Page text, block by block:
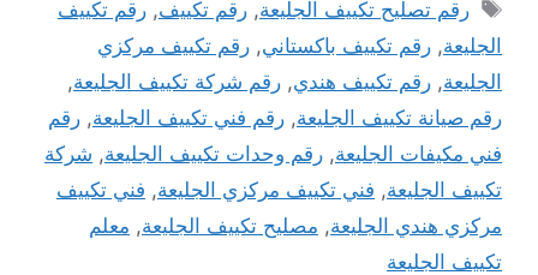
رقم تصليح تكييف الجليعة,رقم تكييف,رقم تكييف
الجليعة, رقم تكييف باكستاني, رقم تكييف مركزي
الجليعة, رقم تكييف هندي, رقم شركة تكييف الجليعة,
رقم صيانة تكييف الجليعة, رقم فني تكييف الجليعة, رقم
فني مكيفات الجليعة, رقم وحدات تكييف الجليعة, شركة
تكييف الجليعة, فني تكييف مركزي الجليعة, فني تكييف
مركزي هندي الجليعة, مصليح تكييف الجليعة, معلم
تكييف الجليعة